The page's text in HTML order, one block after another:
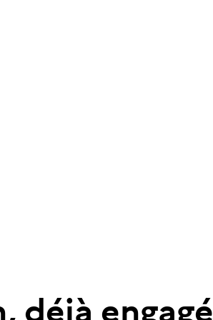
, déjà engagé